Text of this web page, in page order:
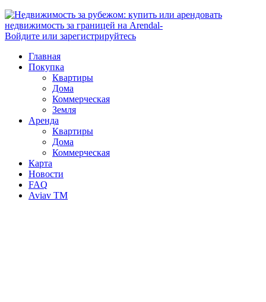
Войдите или зарегистрируйтесь
Главная
Покупка
Квартиры
Дома
Коммерческая
Земля
Аренда
Квартиры
Дома
Коммерческая
Карта
Новости
FAQ
Aviav TM